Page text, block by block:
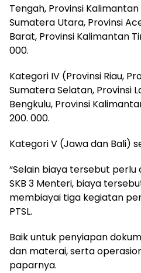
Tengah, Provinsi
Sumatera Utara, Provinsi
Barat, Provinsi Kalimantan
000.
Kategori IV (Provinsi Riau,
Sumatera Selatan, Provinsi
Bengkulu, Provinsi
200. 000.
Kategori V (Jawa dan Bali)
“Selain biaya tersebut
SKB 3 Menteri, biaya
membiayai tiga kegiatan
PTSL.
Baik untuk penyiapan
dan materai, serta
paparnya.